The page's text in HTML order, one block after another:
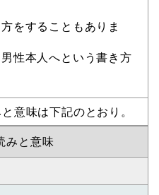
をすることもありま
性本人へという書き方
意味は下記のとおり。
みと意味